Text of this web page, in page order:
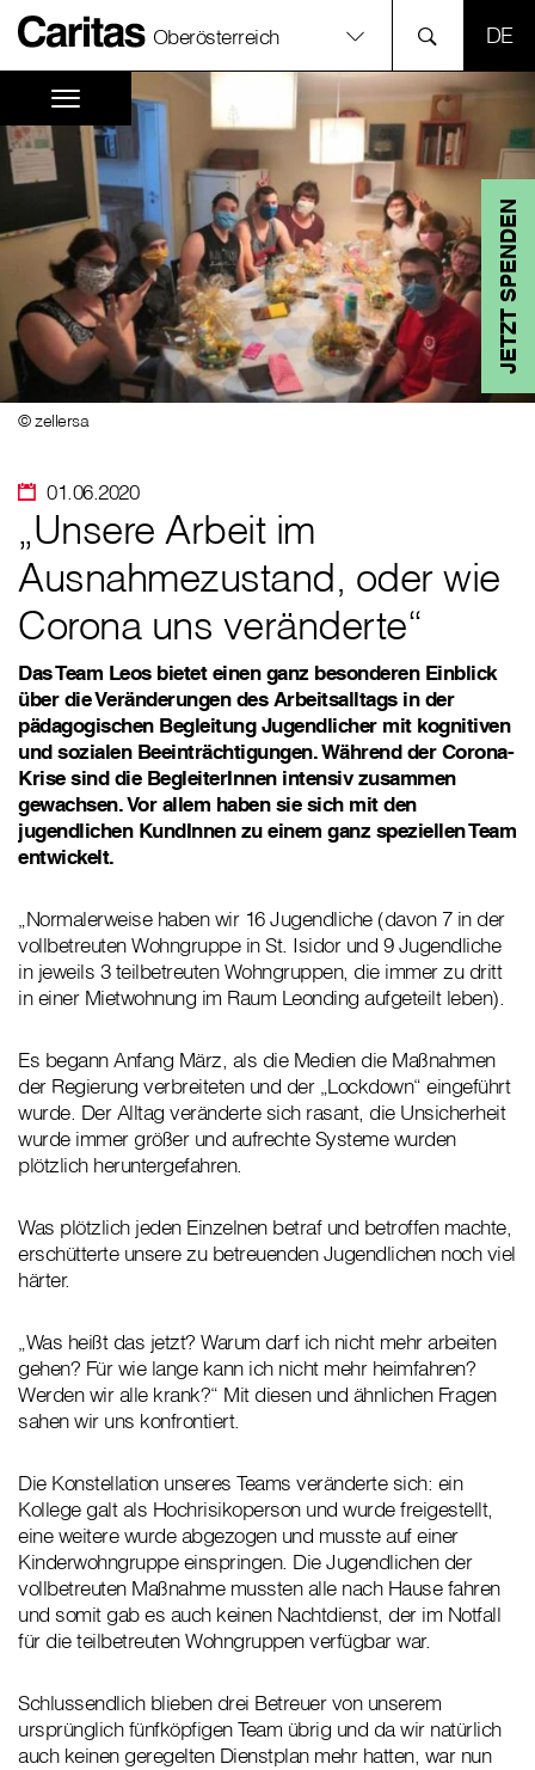
Oberösterreich
JETZT SPENDEN
01.06.2020
© zellersa
„Unsere Arbeit im
Ausnahmezustand, oder wie
Corona uns veränderte“
Das Team Leos bietet einen ganz besonderen Einblick
über die Veränderungen des Arbeitsalltags in der
pädagogischen Begleitung Jugendlicher mit kognitiven
und sozialen Beeinträchtigungen. Während der Corona-
Krise sind die BegleiterInnen intensiv zusammen
gewachsen. Vor allem haben sie sich mit den
jugendlichen KundInnen zu einem ganz speziellen Team
entwickelt.
„Normalerweise haben wir 16 Jugendliche (davon 7 in der
vollbetreuten Wohngruppe in St. Isidor und 9 Jugendliche
in jeweils 3 teilbetreuten Wohngruppen, die immer zu dritt
in einer Mietwohnung im Raum Leonding aufgeteilt leben).
Es begann Anfang März, als die Medien die Maßnahmen
der Regierung verbreiteten und der „Lockdown“ eingeführt
wurde. Der Alltag veränderte sich rasant, die Unsicherheit
wurde immer größer und aufrechte Systeme wurden
plötzlich heruntergefahren.
Was plötzlich jeden Einzelnen betraf und betroffen machte,
erschütterte unsere zu betreuenden Jugendlichen noch viel
härter.
„Was heißt das jetzt? Warum darf ich nicht mehr arbeiten
gehen? Für wie lange kann ich nicht mehr heimfahren?
Werden wir alle krank?“ Mit diesen und ähnlichen Fragen
sahen wir uns konfrontiert.
Die Konstellation unseres Teams veränderte sich: ein
Kollege galt als Hochrisikoperson und wurde freigestellt,
eine weitere wurde abgezogen und musste auf einer
Kinderwohngruppe einspringen. Die Jugendlichen der
vollbetreuten Maßnahme mussten alle nach Hause fahren
und somit gab es auch keinen Nachtdienst, der im Notfall
für die teilbetreuten Wohngruppen verfügbar war.
Schlussendlich blieben drei Betreuer von unserem
ursprünglich fünfköpfigen Team übrig und da wir natürlich
auch keinen geregelten Dienstplan mehr hatten, war nun